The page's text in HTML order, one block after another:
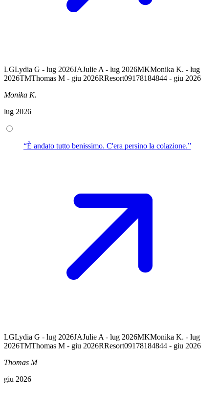
LGLydia G - lug 2026JAJulie A - lug 2026MKMonika K. - lug
2026TMThomas M - giu 2026RResort09178184844 - giu 2026
Monika K.
lug 2026
“È andato tutto benissimo. C'era persino la colazione.”
LGLydia G - lug 2026JAJulie A - lug 2026MKMonika K. - lug
2026TMThomas M - giu 2026RResort09178184844 - giu 2026
Thomas M
giu 2026